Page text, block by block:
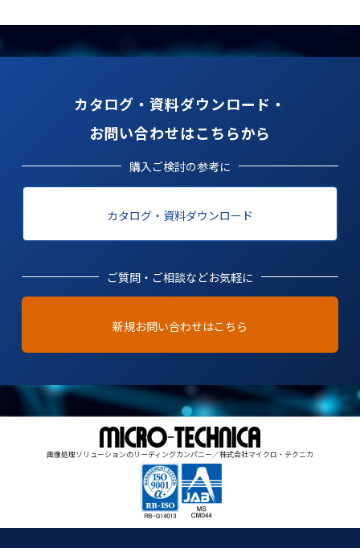
カタログ・資料ダウンロード・
お問い合わせはこちらから
購入ご検討の参考に
カタログ・資料ダウンロード
ご質問・ご相談などお気軽に
新規お問い合わせはこちら
画像処理ソリューションのリーディングカンパニー／株式会社マイクロ・テクニカ